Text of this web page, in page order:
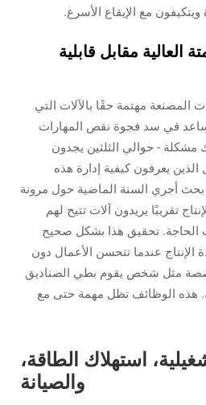
مع الإيقاع الأسرع.
العالية مقابل قابلية
المصنعة مهتمة حقًا بالآلات التي
تساعد في سد فجوة نقص المهارات
مشكلة - حوالي الثلثين يجدون
يعرفون كيفية إدارة هذه
أجري السنة الماضية حول مرونة
تقريبًا يريدون آلات تتيح لهم
الحاجة. تحقيق هذا بشكل صحيح
الإنتاج عندما تتحسن الأعمال دون
مثل شخص يقوم بطي الصناديق
هذه الوظائف تظل مهمة حتى مع
استهلاك الطاقة،
والصيانة